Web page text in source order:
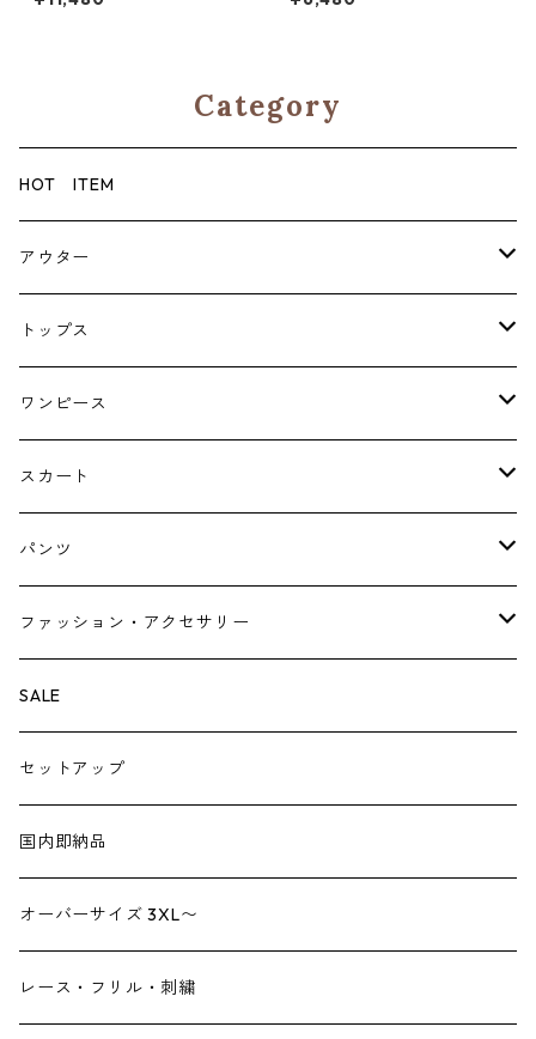
Category
HOT ITEM
アウター
コート
ジャケット
トップス
ブラウス・シャツ
Tシャツ・スウェット・パーカー
ニット・カーディガン
ベスト・ジレ
ワンピース
キャミソールワンピース
ジャンパースカート
スカート
ペチスカート
パンツ
レギンス
ペチパンツ
サロペット
ジャンプスーツ
デニム
ファッション・アクセサリー
バック
トートバック
ショルダーバック
シューズ
ブーツ
パンプス
帽子
ヘアーアクセサリー
ストール
SALE
セットアップ
国内即納品
オーバーサイズ 3XL〜
レース・フリル・刺繍